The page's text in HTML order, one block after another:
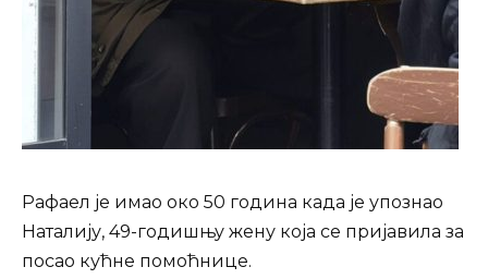
Рафаел је имао око 50 година када је упознао
Наталију, 49-годишњу жену која се пријавила за
посао кућне помоћнице.